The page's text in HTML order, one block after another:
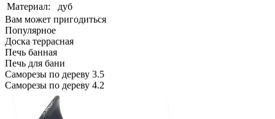
Материал:
дуб
Вам может пригодиться
Популярное
Доска террасная
Печь банная
Печь для бани
Саморезы по дереву 3.5
Саморезы по дереву 4.2